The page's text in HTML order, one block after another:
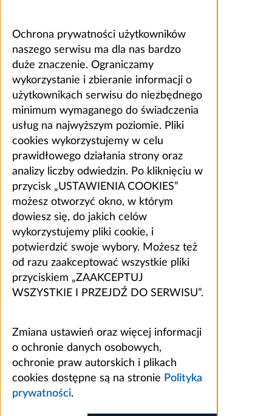
Ochrona prywatności użytkowników
naszego serwisu ma dla nas bardzo
duże znaczenie. Ograniczamy
wykorzystanie i zbieranie informacji o
użytkownikach serwisu do niezbędnego
minimum wymaganego do świadczenia
usług na najwyższym poziomie. Pliki
cookies wykorzystujemy w celu
prawidłowego działania strony oraz
analizy liczby odwiedzin. Po kliknięciu w
przycisk „USTAWIENIA COOKIES”
możesz otworzyć okno, w którym
dowiesz się, do jakich celów
wykorzystujemy pliki cookie, i
potwierdzić swoje wybory. Możesz też
od razu zaakceptować wszystkie pliki
przyciskiem „ZAAKCEPTUJ
WSZYSTKIE I PRZEJDŹ DO SERWISU”.
Zmiana ustawień oraz więcej informacji
o ochronie danych osobowych,
ochronie praw autorskich i plikach
cookies dostępne są na stronie Polityka
prywatności.